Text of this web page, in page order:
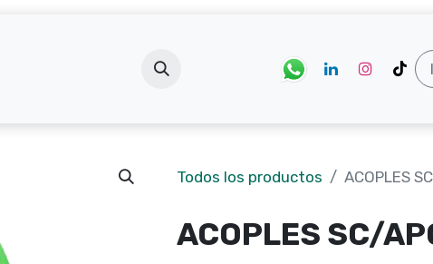
Blog
Todos los productos ACOPLES
ACOPLES SC/